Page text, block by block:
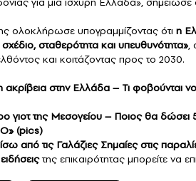
ολοκλήρωσε υπογραμμίζοντας ότι η
σταθερότητα και υπευθυνότητα»,
και κοιτάζοντας προς το 2030.
στην Ελλάδα – Τι φοβούνται
γιοτ της Μεσογείου – Ποιος θα δώσει
(pics)
από τις Γαλάζιες Σημαίες στις
ειδήσειςτης επικαιρότητας μπορείτε να